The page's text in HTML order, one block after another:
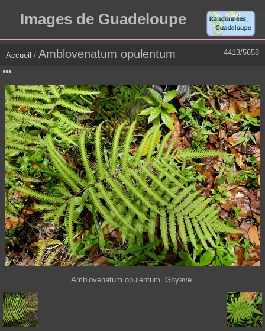
Images de Guadeloupe
4413/5658
Accueil / Amblovenatum opulentum
Amblovenatum opulentum. Goyave.